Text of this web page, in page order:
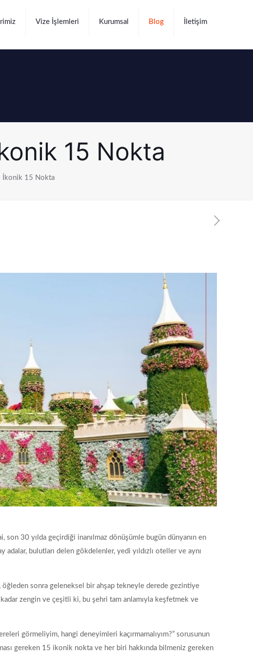
Vize İşlemleri Kurumsal Blog İletişim
15 Nokta
İkonik 15 Nokta
son 30 yılda geçirdiği inanılmaz dönüşümle bugün dünyanın en
bulutları delen gökdelenler, yedi yıldızlı oteller ve aynı
öğleden sonra geleneksel bir ahşap tekneyle derede gezintiye
zengin ve çeşitli ki, bu şehri tam anlamıyla keşfetmek ve
görmeliyim, hangi deneyimleri kaçırmamalıyım?” sorusunun
gereken 15 ikonik nokta ve her biri hakkında bilmeniz gereken